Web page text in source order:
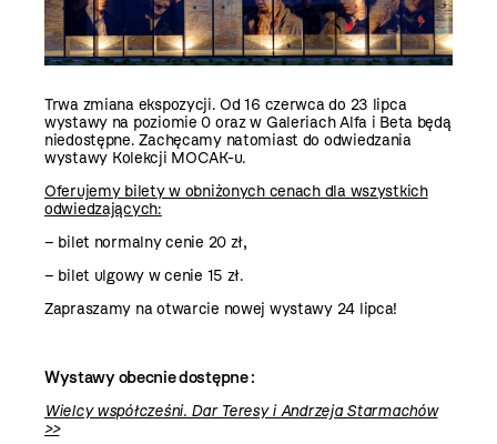
Trwa zmiana ekspozycji. Od 16 czerwca do 23 lipca
wystawy na poziomie 0 oraz w Galeriach Alfa i Beta będą
niedostępne. Zachęcamy natomiast do odwiedzania
wystawy Kolekcji MOCAK-u.
Oferujemy bilety w obniżonych cenach dla wszystkich
odwiedzających:
– bilet normalny cenie 20 zł,
– bilet ulgowy w cenie 15 zł.
Zapraszamy na otwarcie nowej wystawy 24 lipca!
Wystawy obecnie dostępne :
Wielcy współcześni. Dar Teresy i Andrzeja Starmachów
>>